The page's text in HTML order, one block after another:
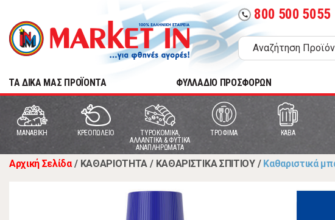
call 800 500 5055
TA ΔΙΚΑ ΜΑΣ ΠΡΟΪΟΝΤΑ ΦΥΛΛΑΔΙΟ ΠΡΟΣΦΟΡΩΝ
MANABIKH ΚΡΕΟΠΩΛΕΙΟ
ΤΥΡΟΚΟΜΙΚΑ,
ΑΛΛΑΝΤΙΚΑ & ΦΥΤΙΚΑ
ΑΝΑΠΛΗΡΩΜΑΤΑ
ΤΡΟΦΙΜΑ ΚΑΒΑ
Αρχική Σελίδα / ΚΑΘΑΡΙΟΤΗΤΑ / ΚΑΘΑΡΙΣΤΙΚΑ ΣΠΙΤΙΟΥ / Καθαριστικά